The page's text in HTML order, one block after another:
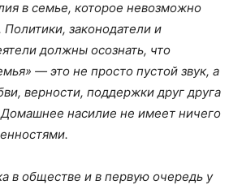
в семье, которое невозможно
Политики, законодатели и
должны осознать, что
— это не просто пустой звук, а
верности, поддержки друг друга
Домашнее насилие не имеет ничего
в обществе и в первую очередь у